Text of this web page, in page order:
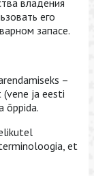
его
запасе.
–
ja eesti
õppida.
et